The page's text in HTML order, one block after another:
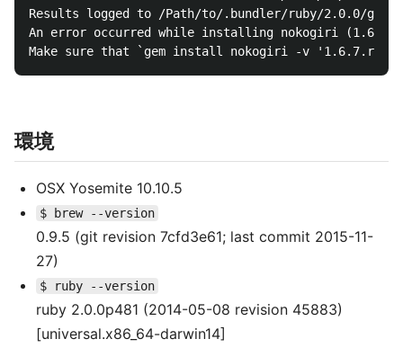
Results logged to /Path/to/.bundler/ruby/2.0.0/
An error occurred while installing nokogiri
環境
OSX Yosemite 10.10.5
$ brew --version
0.9.5 (git revision 7cfd3e61; last commit 2015-11-
27)
$ ruby --version
ruby 2.0.0p481 (2014-05-08 revision 45883)
[universal.x86_64-darwin14]